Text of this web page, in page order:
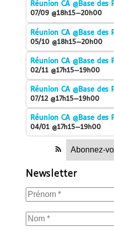
Réunion CA@Base des
07/09 @18h15—20h00
Réunion CA@Base des
05/10 @18h15—20h00
Réunion CA@Base des
02/11 @17h15—19h00
Réunion CA@Base des
07/12 @17h15—19h00
Réunion CA@Base des
04/01 @17h15—19h00
Abonnez-
Newsletter